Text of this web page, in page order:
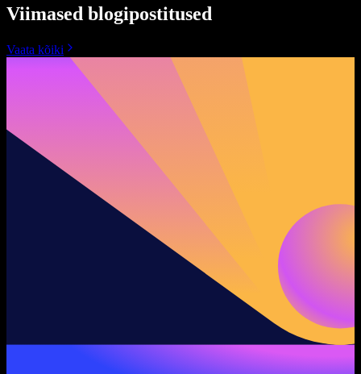
Viimased blogipostitused
Vaata kõiki